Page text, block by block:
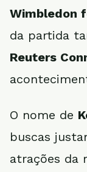
Wimbledon
da partida
Reuters
O nome de
buscas
atrações da